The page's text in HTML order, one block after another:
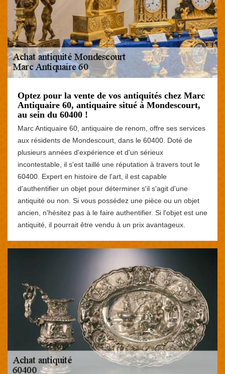
Optez pour la vente de vos antiquités chez Marc
Antiquaire 60, antiquaire situé à Mondescourt,
au sein du 60400 !
Marc Antiquaire 60, antiquaire de renom, offre ses services
aux résidents de Mondescourt, dans le 60400. Doté de
plusieurs années d'expérience et d'un sérieux
incontestable, il s'est taillé une réputation à travers tout le
60400. Expert en histoire de l'art, il est capable
d'authentifier un objet pour déterminer s'il s'agit d'une
antiquité ou non. Si vous possédez une pièce ou un objet
ancien, n'hésitez pas à le faire authentifier. Si l'objet est une
antiquité, il pourrait être vendu à un prix avantageux.